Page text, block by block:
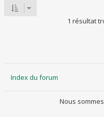
1 résultat
Index du forum
Nous